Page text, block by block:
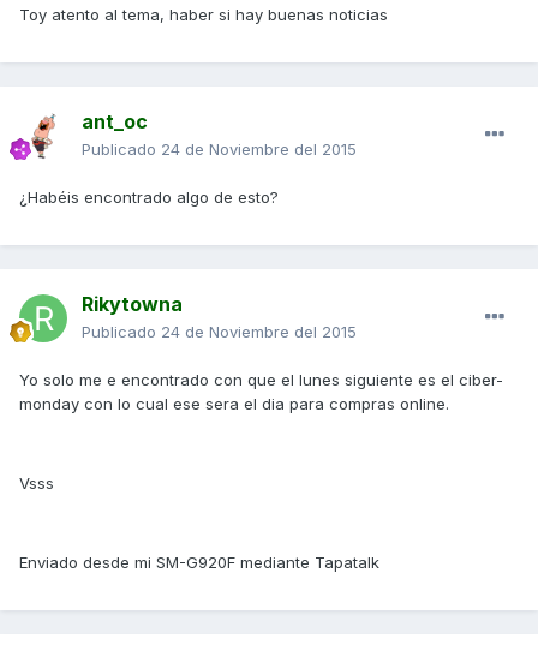
Toy atento al tema, haber si hay buenas noticias
ant_oc
Publicado 24 de Noviembre del 2015
¿Habéis encontrado algo de esto?
Rikytowna
Publicado 24 de Noviembre del 2015
Yo solo me e encontrado con que el lunes siguiente es el ciber-
monday con lo cual ese sera el dia para compras online.
Vsss
Enviado desde mi SM-G920F mediante Tapatalk